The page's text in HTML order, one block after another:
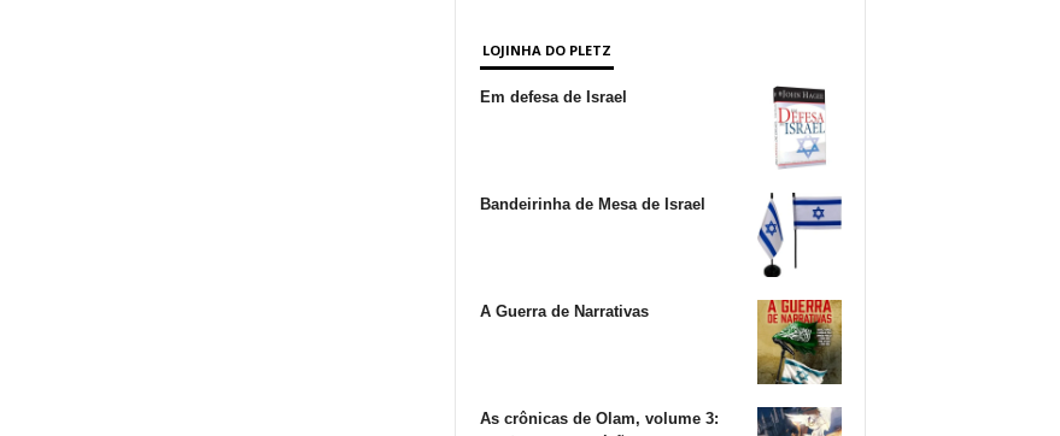
LOJINHA DO PLETZ
Em defesa de Israel
Bandeirinha de Mesa de Israel
A Guerra de Narrativas
As crônicas de Olam, volume 3: